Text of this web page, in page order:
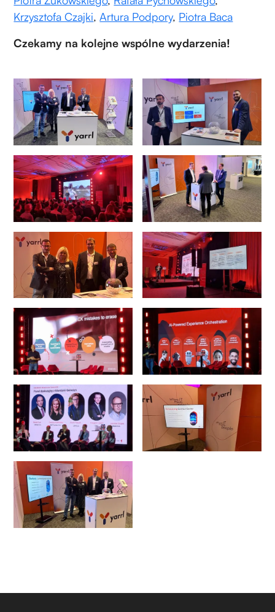
Krzysztofa Czajki,Artura Podpory, Piotra Baca
Czekamy na kolejne wspólne wydarzenia!